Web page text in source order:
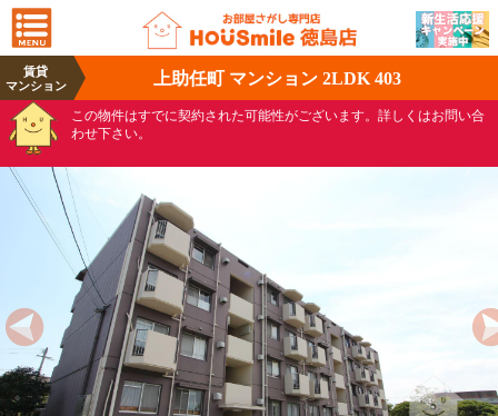
賃貸
マンション
上助任町 マンション 2LDK 403
この物件はすでに契約された可能性がございます。詳しくはお問い合
わせ下さい。